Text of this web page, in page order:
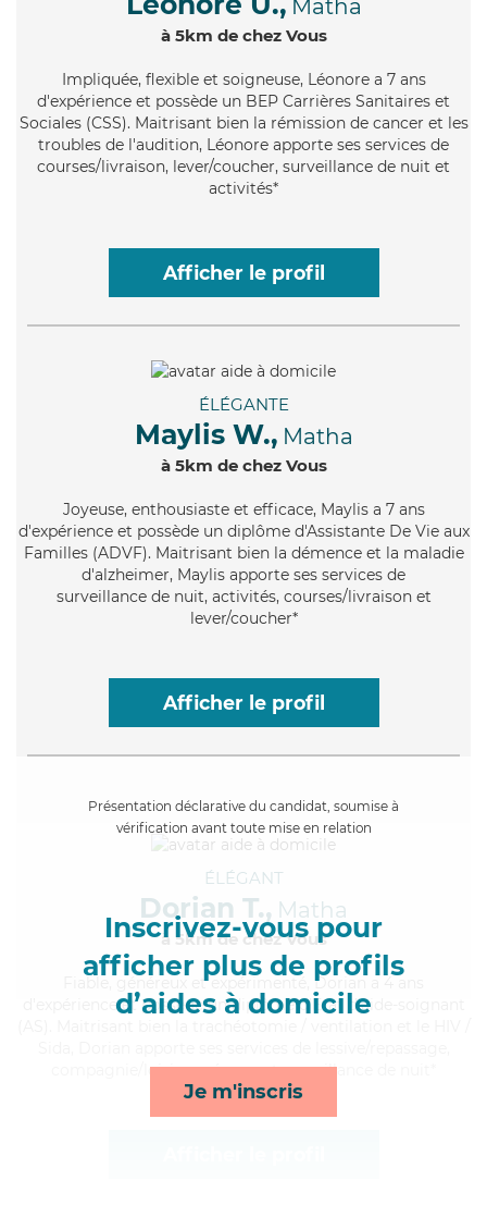
Matha
à 5km de chez Vous
Impliquée, flexible et soigneuse, Léonore a 7 ans
d'expérience et possède un BEP Carrières Sanitaires et
Sociales (CSS). Maitrisant bien la rémission de cancer et les
troubles de l'audition, Léonore apporte ses services de
courses/livraison, lever/coucher, surveillance de nuit et
activités*
Afficher le profil
ÉLÉGANTE
Maylis W., Matha
à 5km de chez Vous
Joyeuse, enthousiaste et efficace, Maylis a 7 ans
d'expérience et possède un diplôme d'Assistante De Vie aux
Familles (ADVF). Maitrisant bien la démence et la maladie
d'alzheimer, Maylis apporte ses services de
surveillance de nuit, activités, courses/livraison et
lever/coucher*
Afficher le profil
Présentation déclarative du candidat, soumise à
vérification avant toute mise en relation
Inscrivez-vous pour
afficher plus de profils
d’aides à domicile
Je m'inscris
ÉLÉGANT
Dorian T., Matha
à 5km de chez Vous
, généreux et expérimenté, Dorian a 4 ans
d'expérience et possède un diplôme d'Etat d'aide-soignant
compagnie/loisirs, ménage et surveillance de nuit*